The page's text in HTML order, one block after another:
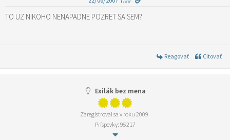
TO UZ NIKOHO NENAPADNE POZRET SA SEM?
Reagovať Citovať
Exilák bez mena
Zaregistroval sa v roku 2009
Príspevky: 95217